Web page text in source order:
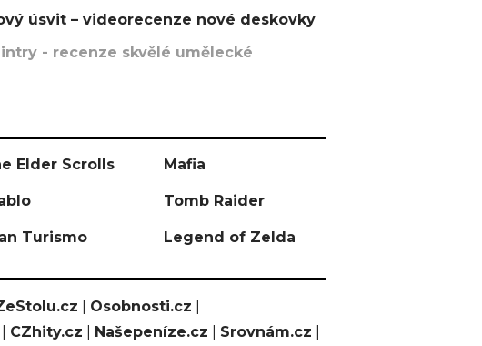
úsvit – videorecenze nové deskovky
- recenze skvělé umělecké
Elder Scrolls Mafia
Tomb Raider
Turismo Legend of Zelda
Osobnosti.cz
CZhity.cz Našepeníze.cz Srovnám.cz